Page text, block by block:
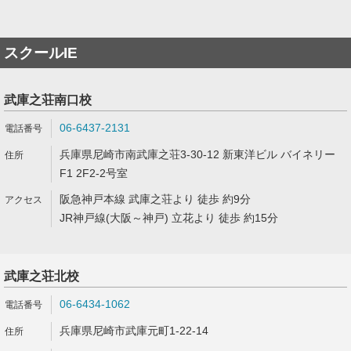
スクールIE
武庫之荘南口校
06-6437-2131
兵庫県尼崎市南武庫之荘3-30-12 新東洋ビル バイネリー
F1 2F2-2号室
阪急神戸本線 武庫之荘より 徒歩 約9分
JR神戸線(大阪～神戸) 立花より 徒歩 約15分
武庫之荘北校
06-6434-1062
兵庫県尼崎市武庫元町1-22-14